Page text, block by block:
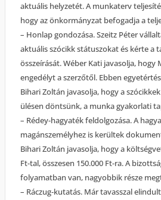
aktuális helyzetét. A munkaterv
hogy az önkormányzat befogadja a
– Honlap gondozása. Szeitz Péter
aktuális szócikk státuszokat és kérte a
összeírását. Wéber Kati javasolja, hogy
engedélyt a szerzőtől. Ebben
Bihari Zoltán javasolja, hogy a
ülésen döntsünk, a munka gyakorlati
– Rédey-hagyaték feldolgozása. A
magánszemélyhez is kerültek
Bihari Zoltán javasolja, hogy a
Ft-tal, összesen 150.000 Ft-ra. A
folyamatban van, nagyobbik része
– Ráczug-kutatás. Már tavasszal